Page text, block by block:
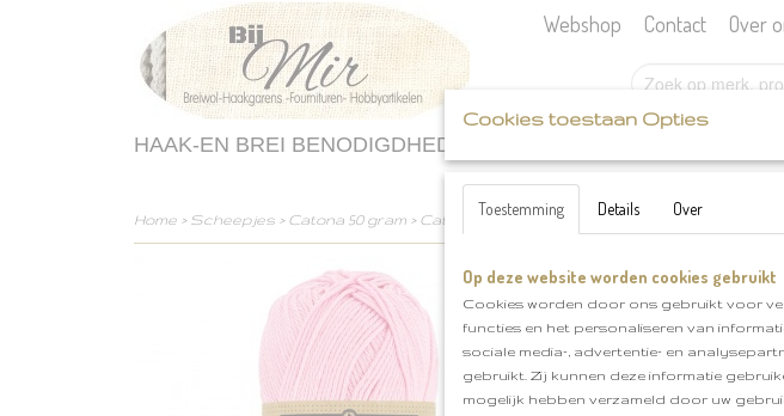
Webshop Contact Over
HAAK-EN BREI BENODIGDHEDEN
Home > Scheepjes > Catona 50 gram > Catona 50 gram klnr 222
Catona 50 gram
€ 2,85 (inclusief btw 21%)
✓Op voorraad
Aantal
Cookies toestaan Opties
Toestemming Details Over
Op deze website worden cookies gebruikt
Cookies worden door ons gebruikt voor
functies en het personaliseren van
sociale media-, advertentie- en
gebruikt. Zij kunnen deze informatie
mogelijk hebben verzameld door uw